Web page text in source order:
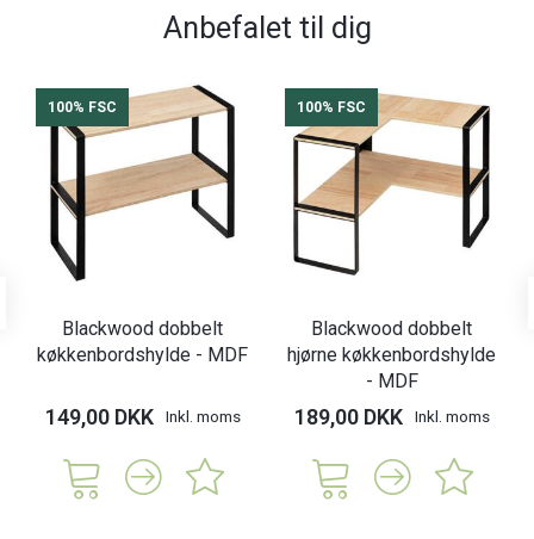
Anbefalet til dig
100% FSC
Blackwood dobbelt
køkkenbordshylde - MDF
149,00 DKK Inkl. moms
100% FSC
Blackwood dobbelt
hjørne køkkenbordshylde
- MDF
189,00 DKK Inkl. moms